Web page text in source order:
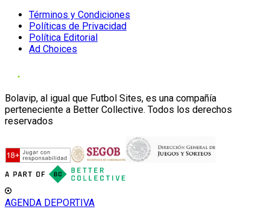
Términos y Condiciones
Políticas de Privacidad
Política Editorial
Ad Choices
Bolavip, al igual que Futbol Sites, es una compañía
perteneciente a Better Collective. Todos los derechos
reservados
AGENDA DEPORTIVA